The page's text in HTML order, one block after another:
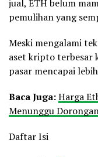
jual, ETH belum
pemulihan yang
Meski mengalami
aset kripto terbesar
pasar mencapai
Baca Juga:Harga
Menunggu
Daftar Isi